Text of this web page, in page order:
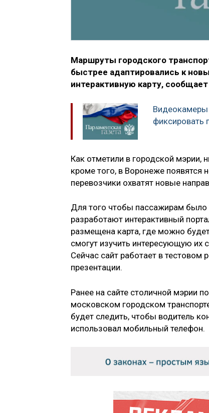
Маршруты городского
быстрее адаптировались к
интерактивную карту,
Видеокамеры
фиксировать
Как отметили в городской мэрии,
кроме того, в Воронеже
перевозчики охватят новые
Для того чтобы пассажирам было
разработают интерактивный
размещена карта, где можно
смогут изучить интересующую их
Сейчас сайт работает в тестовом
презентации.
Ранее на сайте столичной мэрии
московском городском
будет следить, чтобы водитель
использовал мобильный телефон.